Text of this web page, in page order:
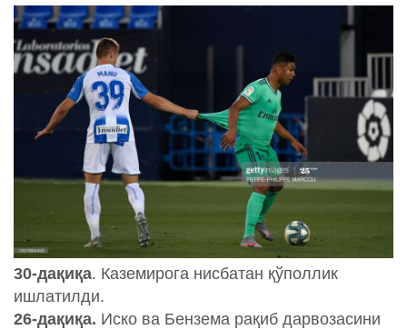
30-дақиқа. Каземирога нисбатан қўполлик
ишлатилди.
26-дақиқа. Иско ва Бензема рақиб дарвозасини